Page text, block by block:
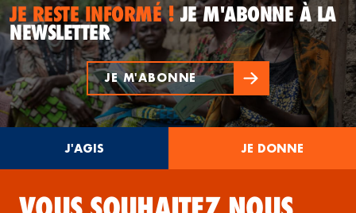
JE RESTE INFORMÉ !JE M'ABONNE À LA
NEWSLETTER
JE M'ABONNE
J'AGIS JE DONNE